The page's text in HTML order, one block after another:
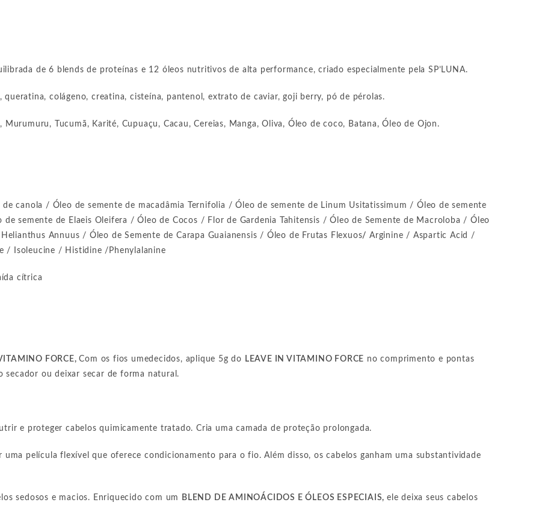
de 6 blends de proteínas e 12 óleos nutritivos de alta performance, criado especialmente pela SP’LUNA.
queratina, colágeno, creatina, cisteína, pantenol, extrato de caviar, goji berry, pó de pérolas.
Murumuru, Tucumã, Karité, Cupuaçu, Cacau, Cereias, Manga, Oliva, Óleo de coco, Batana, Óleo de Ojon.
canola / Óleo de semente de macadâmia Ternifolia / Óleo de semente de Linum Usitatissimum / Óleo de semente
semente de Elaeis Oleifera / Óleo de Cocos / Flor de Gardenia Tahitensis / Óleo de Semente de Macroloba / Óleo
Annuus / Óleo de Semente de Carapa Guaianensis / Óleo de Frutas Flexuos/ Arginine / Aspartic Acid /
/ Isoleucine / Histidine /Phenylalanine
cítrica
FORCE,Com os fios umedecidos, aplique 5g do LEAVE IN VITAMINO FORCE no comprimento e pontas
secador ou deixar secar de forma natural.
e proteger cabelos quimicamente tratado. Cria uma camada de proteção prolongada.
uma película flexível que oferece condicionamento para o fio. Além disso, os cabelos ganham uma substantividade
sedosos e macios. Enriquecido com um BLEND DE AMINOÁCIDOS E ÓLEOS ESPECIAIS,ele deixa seus cabelos